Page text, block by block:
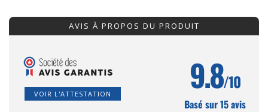
AVIS À PROPOS DU PRODUIT
VOIR L'ATTESTATION 9.8/10
Basé sur 15 avis